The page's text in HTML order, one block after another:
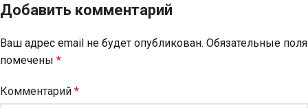
Добавить комментарий
Ваш адрес email не будет опубликован. Обязательные поля
помечены *
Комментарий *